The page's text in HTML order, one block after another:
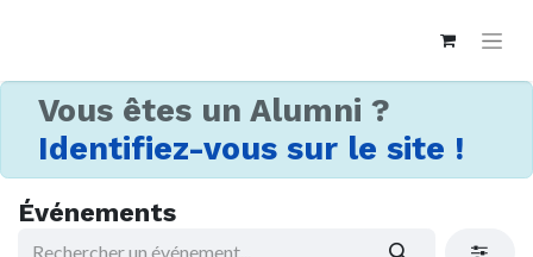
Vous êtes un Alumni ?
Identifiez-vous sur le site !
Événements